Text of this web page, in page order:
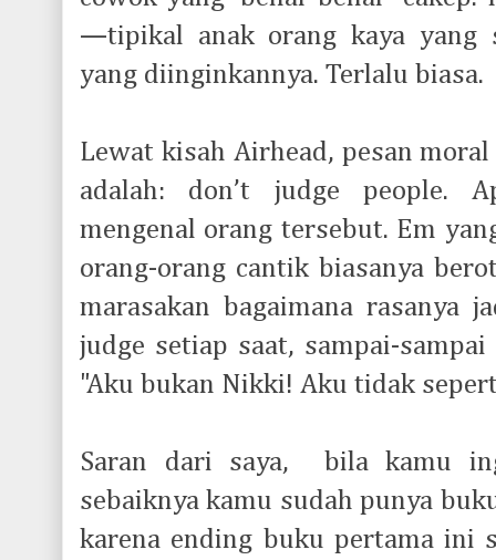
—tipikal anak orang kaya yang
yang diinginkannya. Terlalu biasa.
Lewat kisah Airhead, pesan
adalah: don’t judge people.
mengenal orang tersebut. Em
orang-orang cantik biasanya
marasakan bagaimana rasanya
judge setiap saat, sampai-
"Aku bukan Nikki! Aku tidak
Saran dari saya, bila kamu
sebaiknya kamu sudah punya
karena ending buku pertama ini